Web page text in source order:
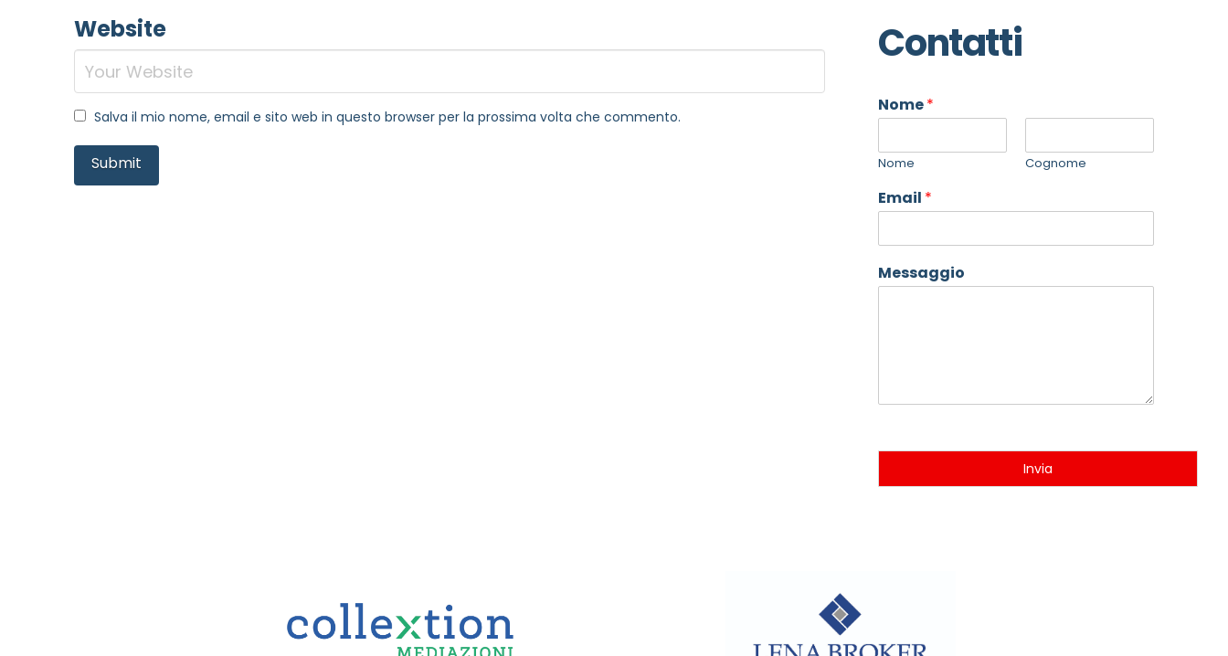
Website
Salva il mio nome, email e sito web in questo browser per la prossima volta che commento.
Contatti
Nome*
Nome Cognome
Email *
Messaggio
Invia